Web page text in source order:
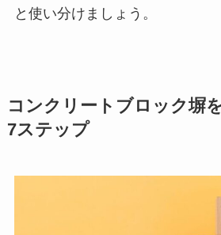
と使い分けましょう。
コンクリートブロック塀
7ステップ